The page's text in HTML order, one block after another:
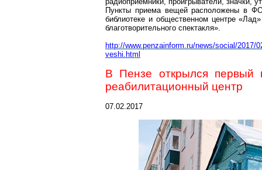
Пункты приема вещей расположены в
библиотеке и общественном центре
благотворительного спектакля».
http://www.penzainform.ru/news/social/2017/
veshi.html
В Пензе открылся первый
реабилитационный центр
07.02.2017